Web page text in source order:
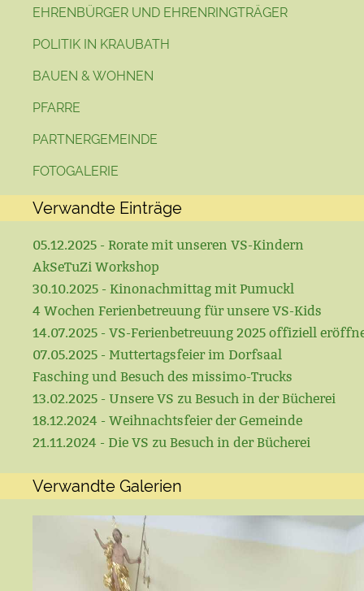
EHRENBÜRGER UND EHRENRINGTRÄGER
POLITIK IN KRAUBATH
BAUEN & WOHNEN
PFARRE
PARTNERGEMEINDE
FOTOGALERIE
Verwandte Einträge
05.12.2025 - Rorate mit unseren VS-Kindern
AkSeTuZi Workshop
30.10.2025 - Kinonachmittag mit Pumuckl
4 Wochen Ferienbetreuung für unsere VS-Kids
14.07.2025 - VS-Ferienbetreuung 2025 offiziell
07.05.2025 - Muttertagsfeier im Dorfsaal
Fasching und Besuch des missimo-Trucks
13.02.2025 - Unsere VS zu Besuch in der Bücherei
18.12.2024 - Weihnachtsfeier der Gemeinde
21.11.2024 - Die VS zu Besuch in der Bücherei
Verwandte Galerien